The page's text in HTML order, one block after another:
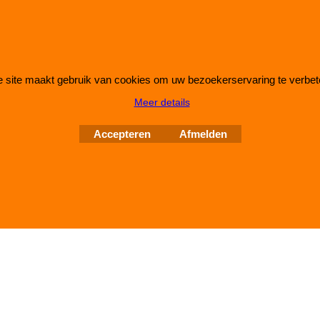
software.
site maakt gebruik van cookies om uw bezoekerservaring te
Meer details
Accepteren Afmelden